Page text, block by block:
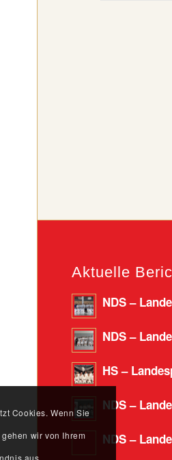
Aktuelle
NDS –
NDS –
HS –
NDS –
NDS –
Cookies. Wenn Sie
wir von Ihrem
aus.